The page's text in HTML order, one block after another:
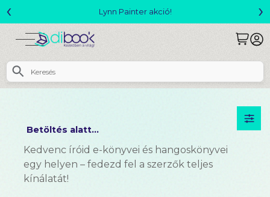
Lynn Painter akció!
‹ ›
Betöltés alatt...
Kedvenc íróid e-könyvei és hangoskönyvei
egy helyen – fedezd fel a szerzők teljes
kínálatát!